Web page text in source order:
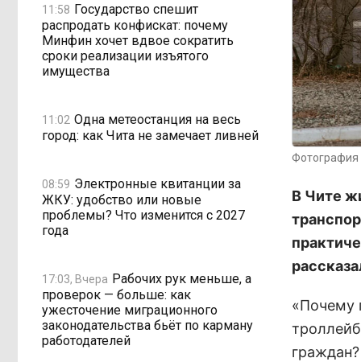
11:58 Государство спешит
распродать конфискат: почему
Минфин хочет вдвое сократить
сроки реализации изъятого
имущества
11:02 Одна метеостанция на весь
город: как Чита не замечает ливней
08:59 Электронные квитанции за
ЖКУ: удобство или новые
проблемы? Что изменится с 2027
года
17:03, Вчера Рабочих рук меньше, а
проверок — больше: как
ужесточение миграционного
законодательства бьёт по карману
работодателей
Фотография
В Чите
«Почему